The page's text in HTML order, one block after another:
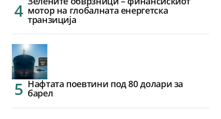
мотор на глобалната енергетска
транзиција
Нафтата поевтини под 80 долари за
барел